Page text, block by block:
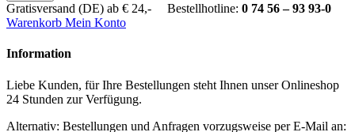
Gratisversand (DE) ab € 24,- Bestellhotline: 0 74 56 – 93 93-0
Warenkorb Mein Konto
Information
Liebe Kunden, für Ihre Bestellungen steht Ihnen unser Onlineshop
24 Stunden zur Verfügung.
Alternativ: Bestellungen und Anfragen vorzugsweise per E-Mail an: